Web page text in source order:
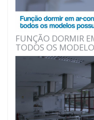
FUNÇÃO DORMIR
TODOS OS